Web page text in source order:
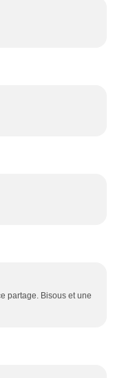
partage. Bisous et une